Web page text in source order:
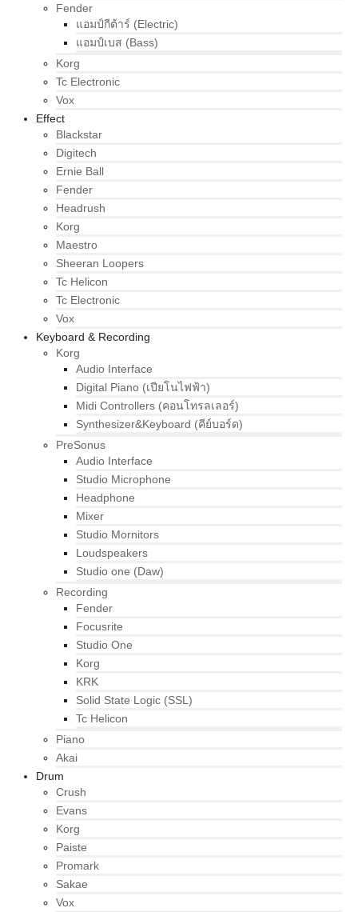
Fender
แอมป์กีต้าร์ (Electric)
แอมป์เบส (Bass)
Korg
Tc Electronic
Vox
Effect
Blackstar
Digitech
Ernie Ball
Fender
Headrush
Korg
Maestro
Sheeran Loopers
Tc Helicon
Tc Electronic
Vox
Keyboard & Recording
Korg
Audio Interface
Digital Piano (เปียโนไฟฟ้า)
Midi Controllers (คอนโทรลเลอร์)
Synthesizer&Keyboard (คีย์บอร์ด)
PreSonus
Audio Interface
Studio Microphone
Headphone
Mixer
Studio Mornitors
Loudspeakers
Studio one (Daw)
Recording
Fender
Focusrite
Studio One
Korg
KRK
Solid State Logic (SSL)
Tc Helicon
Piano
Akai
Drum
Crush
Evans
Korg
Paiste
Promark
Sakae
Vox